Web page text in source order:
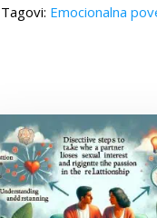
Tagovi: Emocionalna